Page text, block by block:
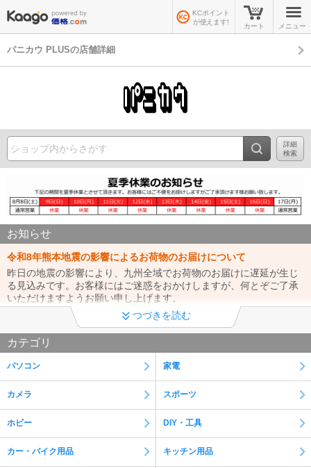
KCポイント
が使えます!
カート メニュー
パニカウ PLUSの店舗詳細
詳細
検索
お知らせ
令和8年熊本地震の影響によるお荷物のお届けについて
昨日の地震の影響により、九州全域でお荷物のお届けに遅延が生じ
る見込みです。お客様にはご迷惑をおかけしますが、何とぞご了承
いただけますようお願い申し上げます。
夏季休業のお知らせ
08月09日(日)から08月16日(日)までの期間を夏季休業とさせて頂き
ます。 休業期間中に頂いたご注文、お問合せにつきましては 休業期
間明けの営業日08月17日(月)から順次対応させて頂きます。
インボイス制度への対応について
当店では、適格請求書として領収書の発行が可能です。詳細はリン
ク先のページにてご確認下さい。
詳細はこちら
つづきを読む
カテゴリ
パソコン 家電
カメラ スポーツ
ホビー DIY・工具
カー・バイク用品 キッチン用品